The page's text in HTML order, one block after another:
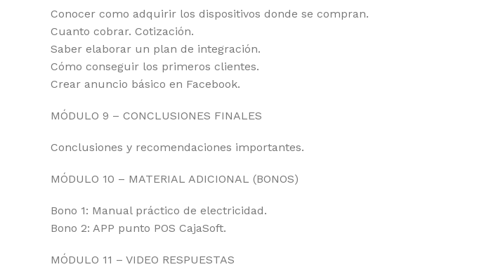
Conocer como adquirir los dispositivos donde se compran.
Cuanto cobrar. Cotización.
Saber elaborar un plan de integración.
Cómo conseguir los primeros clientes.
Crear anuncio básico en Facebook.
MÓDULO 9 – CONCLUSIONES FINALES
Conclusiones y recomendaciones importantes.
MÓDULO 10 – MATERIAL ADICIONAL (BONOS)
Bono 1: Manual práctico de electricidad.
Bono 2: APP punto POS CajaSoft.
MÓDULO 11 – VIDEO RESPUESTAS